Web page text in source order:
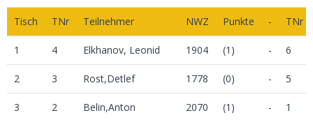
Tisch TNr Teilnehmer NWZ Punkte - TNr
1 4 Elkhanov, Leonid 1904 (1) - 6
2 3 Rost,Detlef 1778 (0) - 5
3 2 Belin,Anton 2070 (1) - 1